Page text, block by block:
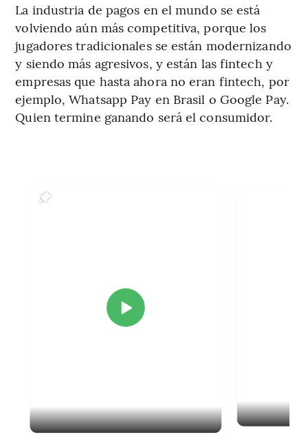
La industria de pagos en el mundo se está
volviendo aún más competitiva, porque los
jugadores tradicionales se están modernizando
y siendo más agresivos, y están las fintech y
empresas que hasta ahora no eran fintech, por
ejemplo, Whatsapp Pay en Brasil o Google Pay.
Quien termine ganando será el consumidor.